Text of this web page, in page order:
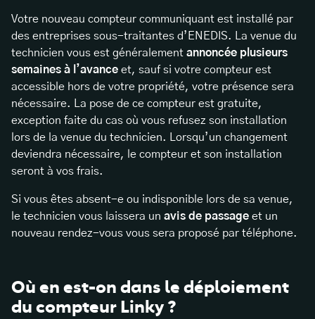
Votre nouveau compteur communiquant est installé par
des entreprises sous-traitantes d’ENEDIS. La venue du
technicien vous est généralement annoncée plusieurs
semaines à l’avance et, sauf si votre compteur est
accessible hors de votre propriété, votre présence sera
nécessaire. La pose de ce compteur est gratuite,
exception faite du cas où vous refusez son installation
lors de la venue du technicien. Lorsqu’un changement
deviendra nécessaire, le compteur et son installation
seront à vos frais.
Si vous êtes absent-e ou indisponible lors de sa venue,
le technicien vous laissera un avis de passage et un
nouveau rendez-vous vous sera proposé par téléphone.
Où en est-on dans le déploiement
du compteur Linky ?